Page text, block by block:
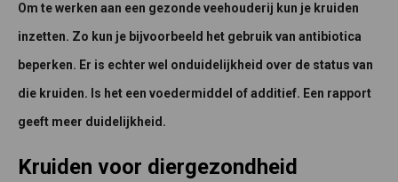
Om te werken aan een gezonde veehouderij kun je kruiden
inzetten. Zo kun je bijvoorbeeld het gebruik van antibiotica
beperken. Er is echter wel onduidelijkheid over de status van
die kruiden. Is het een voedermiddel of additief. Een rapport
geeft meer duidelijkheid.
Kruiden voor diergezondheid